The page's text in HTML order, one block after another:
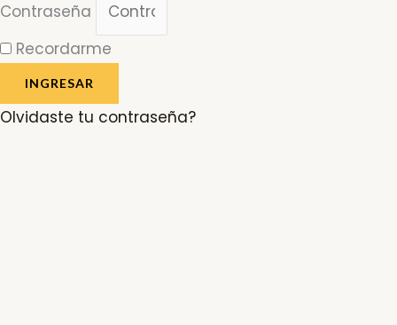
Contraseña
Recordarme
INGRESAR
Olvidaste tu contraseña?